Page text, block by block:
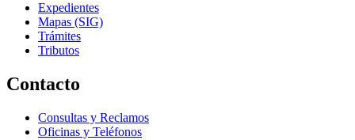
Expedientes
Mapas (SIG)
Trámites
Tributos
Contacto
Consultas y Reclamos
Oficinas y Teléfonos